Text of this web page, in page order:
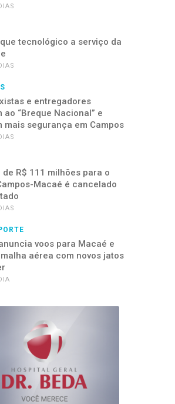
tecnológico a serviço da
e entregadores
ao “Breque Nacional” e
mais segurança em Campos
de R$ 111 milhões para o
Macaé é cancelado
voos para Macaé e
aérea com novos jatos